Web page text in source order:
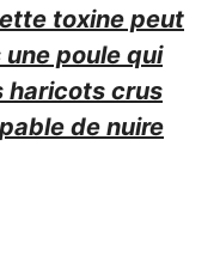
toxine peut
poule qui
haricots crus
de nuire